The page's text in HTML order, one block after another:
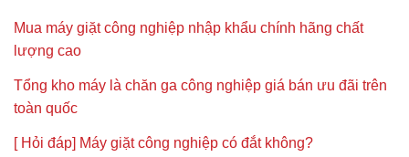
Mua máy giặt công nghiệp nhập khẩu chính hãng chất
lượng cao
Tổng kho máy là chăn ga công nghiệp giá bán ưu đãi trên
toàn quốc
[ Hỏi đáp] Máy giặt công nghiệp có đắt không?